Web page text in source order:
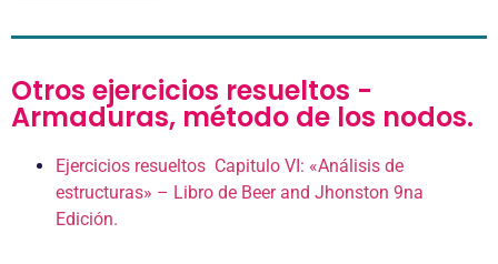
Otros ejercicios resueltos -
Armaduras, método de los nodos.
Ejercicios resueltos Capitulo VI: «Análisis de
estructuras» – Libro de Beer and Jhonston 9na
Edición.